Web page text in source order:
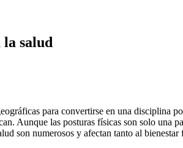
salud
para convertirse en una disciplina
Aunque las posturas físicas son solo una
son numerosos y afectan tanto al